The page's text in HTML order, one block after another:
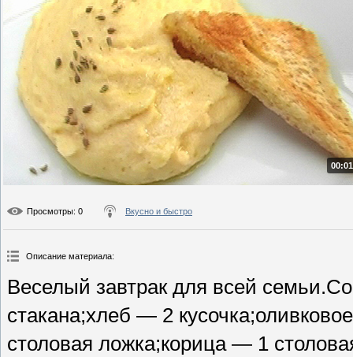
Просмотры: 0 Вкусно и быстро
Описание материала:
Веселый завтрак для всей
стакана;хлеб — 2
столовая ложка;корица — 1